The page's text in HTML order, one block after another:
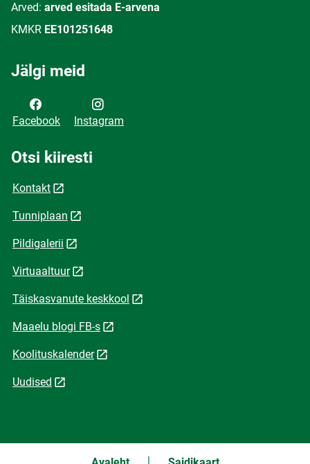
Arved: arved esitada E-arvena
KMKR EE101251648
Jälgi meid
Facebook Instagram
Otsi kiiresti
Kontakt
Tunniplaan
Pildigalerii
Virtuaaltuur
Täiskasvanute keskkool
Maaelu blogi FB-s
Koolituskalender
Uudised